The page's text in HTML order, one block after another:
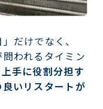
だけでなく、
われるタイミン
手に役割分担す
いリスタートが